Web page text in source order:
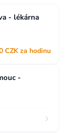
- lékárna
CZK za hodinu
-